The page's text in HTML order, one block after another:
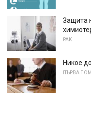
Защита
РАК
Никое
ПЪРВА